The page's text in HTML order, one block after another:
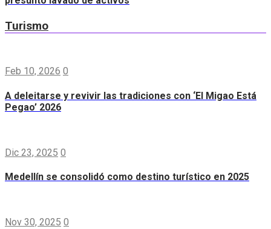
Turismo
Feb 10, 2026 0
A deleitarse y revivir las tradiciones con ‘El Migao Está
Pegao’ 2026
Dic 23, 2025 0
Medellín se consolidó como destino turístico en 2025
Nov 30, 2025 0